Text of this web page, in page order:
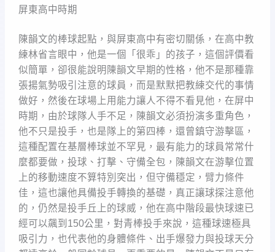
屏東高中時期
陳韻文的棒球起點，與屏東高中有密切關係，在高中教
練林省言眼中，他是一個「很乖」的孩子，這個評價看
似簡單，卻很能說明陳韻文早期的性格，他不是那種靠
張揚氣勢吸引注意的球員，而是默默把教練交代的事情
做好，然後在球場上用能力讓人不得不看見他，在屏中
時期，由於球隊人手不足，陳韻文必須扮演多重角色，
他不只是投手，也是隊上的第四棒，還曾鎮守游擊區，
這種配置在基層棒球並不罕見，最有能力的球員常常什
麼都要做，投球、打擊、守備全包，陳韻文在游擊位置
上的移動速度不算特別突出，但守備穩定，臂力條件
佳，這也讓他具備投手轉換的基礎，真正讓球探注意他
的，仍然是投手丘上的球威，他在高中階段最快球速已
經可以飆到150公里，對青棒投手來說，這種球速極具
吸引力，也代表他的身體條件、出手爆發力與投球天分